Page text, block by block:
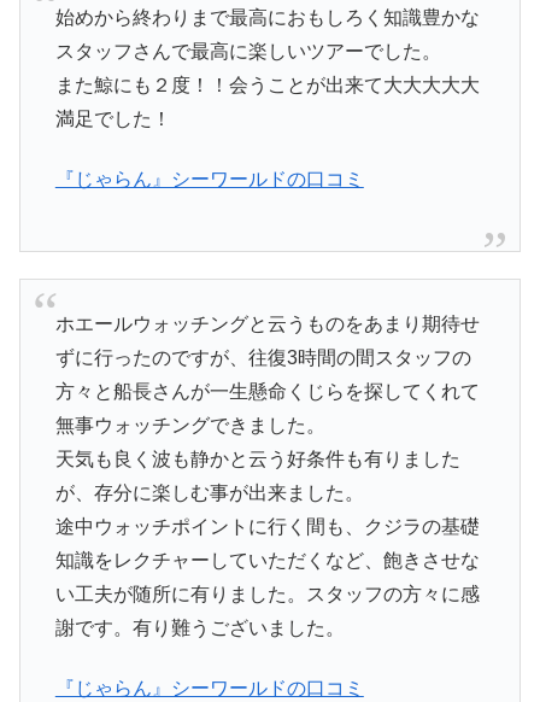
始めから終わりまで最高におもしろく知識豊かな
スタッフさんで最高に楽しいツアーでした。
また鯨にも２度！！会うことが出来て大大大大大
満足でした！
『じゃらん』シーワールドの口コミ
ホエールウォッチングと云うものをあまり期待せ
ずに行ったのですが、往復3時間の間スタッフの
方々と船長さんが一生懸命くじらを探してくれて
無事ウォッチングできました。
天気も良く波も静かと云う好条件も有りました
が、存分に楽しむ事が出来ました。
途中ウォッチポイントに行く間も、クジラの基礎
知識をレクチャーしていただくなど、飽きさせな
い工夫が随所に有りました。スタッフの方々に感
謝です。有り難うございました。
『じゃらん』シーワールドの口コミ